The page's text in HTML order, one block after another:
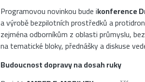
Programovou novinkou bude ikonference
a výrobě bezpilotních prostředků a
zejména odborníkům z oblasti průmyslu,
na tematické bloky, přednášky a diskuse
Budoucnost dopravy na dosah ruky